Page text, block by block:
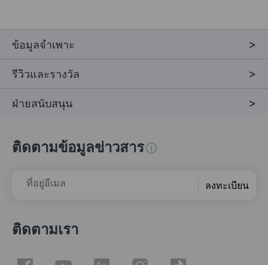
ข้อมูลจำเพาะ
รีวิวและรางวัล
ฝ่ายสนับสนุน
ติดตามข้อมูลข่าวสาร
ที่อยู่อีเมล ลงทะเบียน
ติดตามเรา